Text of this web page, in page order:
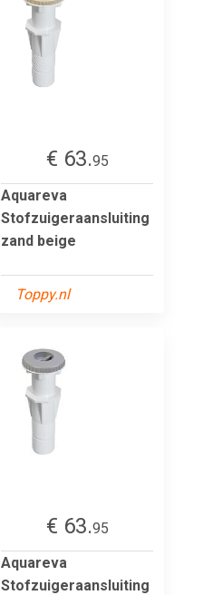
€ 63.95
Aquareva
Stofzuigeraansluiting
zand beige
Toppy.nl
€ 63.95
Aquareva
Stofzuigeraansluiting